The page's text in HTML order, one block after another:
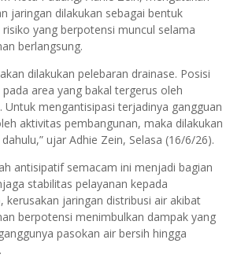
jaringan dilakukan sebagai bentuk
yang berpotensi muncul selama
berlangsung.
dilakukan pelebaran drainase. Posisi
area yang bakal tergerus oleh
Untuk mengantisipasi terjadinya gangguan
aktivitas pembangunan, maka dilakukan
ujar Adhie Zein, Selasa (16/6/26).
antisipatif semacam ini menjadi bagian
stabilitas pelayanan kepada
kerusakan jaringan distribusi air akibat
berpotensi menimbulkan dampak yang
pasokan air bersih hingga